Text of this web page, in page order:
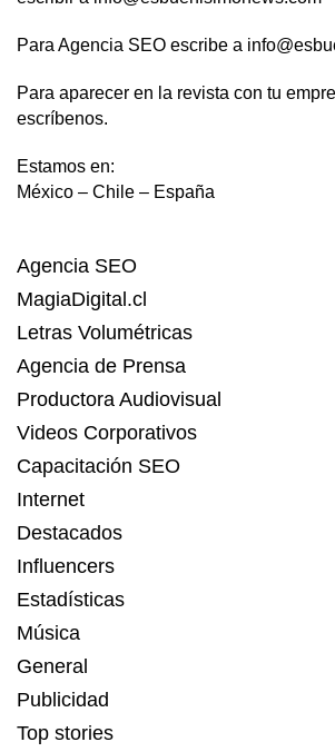
Para Agencia SEO escribe a
Para aparecer en la revista con tu
escríbenos.
Estamos en:
México – Chile – España
Agencia SEO
MagiaDigital.cl
Letras Volumétricas
Agencia de Prensa
Productora Audiovisual
Videos Corporativos
Capacitación SEO
Internet
Destacados
Influencers
Estadísticas
Música
General
Publicidad
Top stories